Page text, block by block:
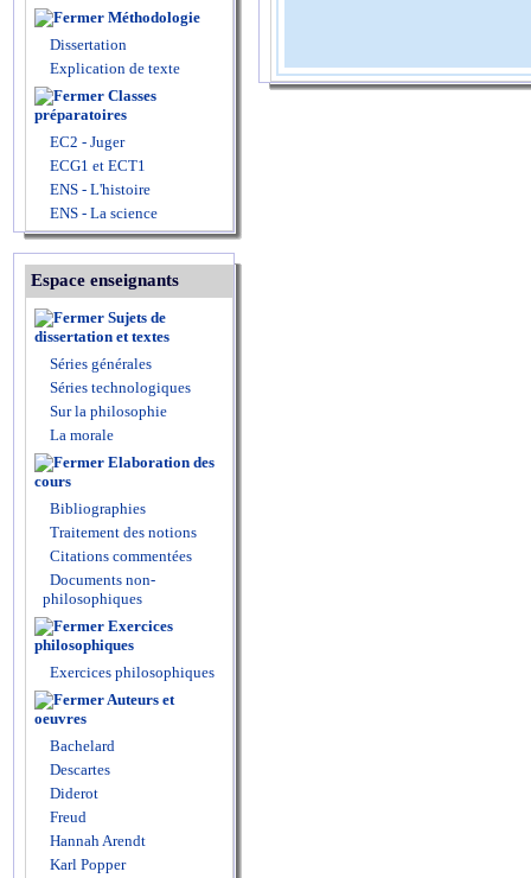
Méthodologie
Dissertation
Explication de texte
Classes
préparatoires
EC2 - Juger
ECG1 et ECT1
ENS - L'histoire
ENS - La science
Espace enseignants
Sujets de
dissertation et textes
Séries générales
Séries technologiques
Sur la philosophie
La morale
Elaboration des
cours
Bibliographies
Traitement des notions
Citations commentées
Documents non-
philosophiques
Exercices
philosophiques
Exercices philosophiques
Auteurs et
oeuvres
Bachelard
Descartes
Diderot
Freud
Hannah Arendt
Karl Popper